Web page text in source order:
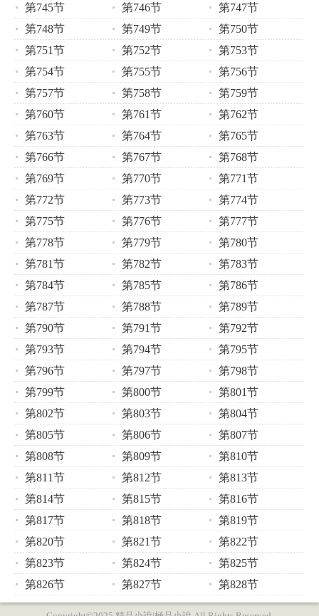
第745节
第746节
第747节
第748节
第749节
第750节
第751节
第752节
第753节
第754节
第755节
第756节
第757节
第758节
第759节
第760节
第761节
第762节
第763节
第764节
第765节
第766节
第767节
第768节
第769节
第770节
第771节
第772节
第773节
第774节
第775节
第776节
第777节
第778节
第779节
第780节
第781节
第782节
第783节
第784节
第785节
第786节
第787节
第788节
第789节
第790节
第791节
第792节
第793节
第794节
第795节
第796节
第797节
第798节
第799节
第800节
第801节
第802节
第803节
第804节
第805节
第806节
第807节
第808节
第809节
第810节
第811节
第812节
第813节
第814节
第815节
第816节
第817节
第818节
第819节
第820节
第821节
第822节
第823节
第824节
第825节
第826节
第827节 第828节